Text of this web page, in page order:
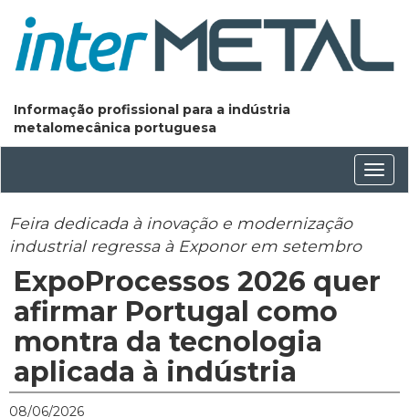
Informação profissional para a indústria
metalomecânica portuguesa
Feira dedicada à inovação e modernização
industrial regressa à Exponor em setembro
ExpoProcessos 2026 quer
afirmar Portugal como
montra da tecnologia
aplicada à indústria
08/06/2026